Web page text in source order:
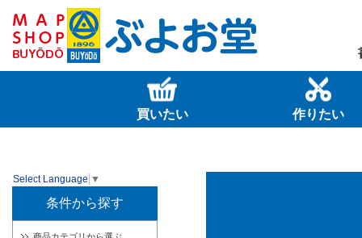
買いたい 作りたい
Select Language ▼
条件から探す